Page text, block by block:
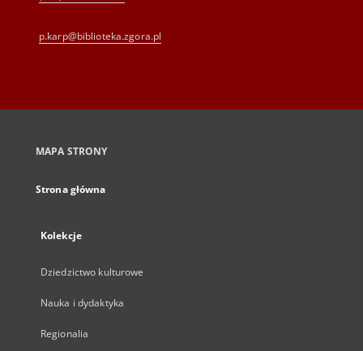
p.karp@biblioteka.zgora.pl
MAPA STRONY
Strona główna
Kolekcje
Dziedzictwo kulturowe
Nauka i dydaktyka
Regionalia